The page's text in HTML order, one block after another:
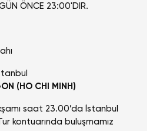
ÖNCE 23:00'DIR.
(HO CHI MINH)
saat 23.00’da İstanbul
kontuarında buluşmamız